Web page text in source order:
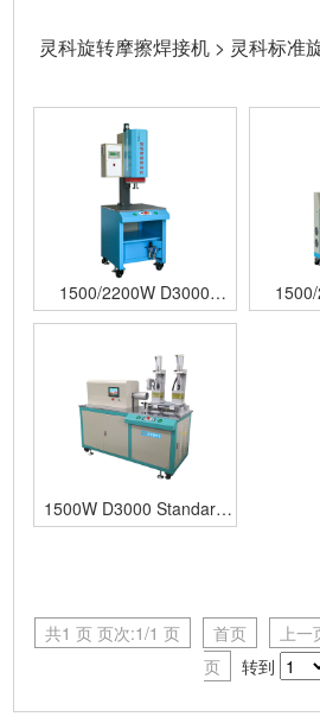
灵科旋转摩擦焊接机 > 灵科标准
1500/2200W D3000
Standard 灵科标准上旋熔
1500W D3000 Standard
灵科卧式旋熔机
共1 页 页次:1/1 页 首页 上一
页
转到